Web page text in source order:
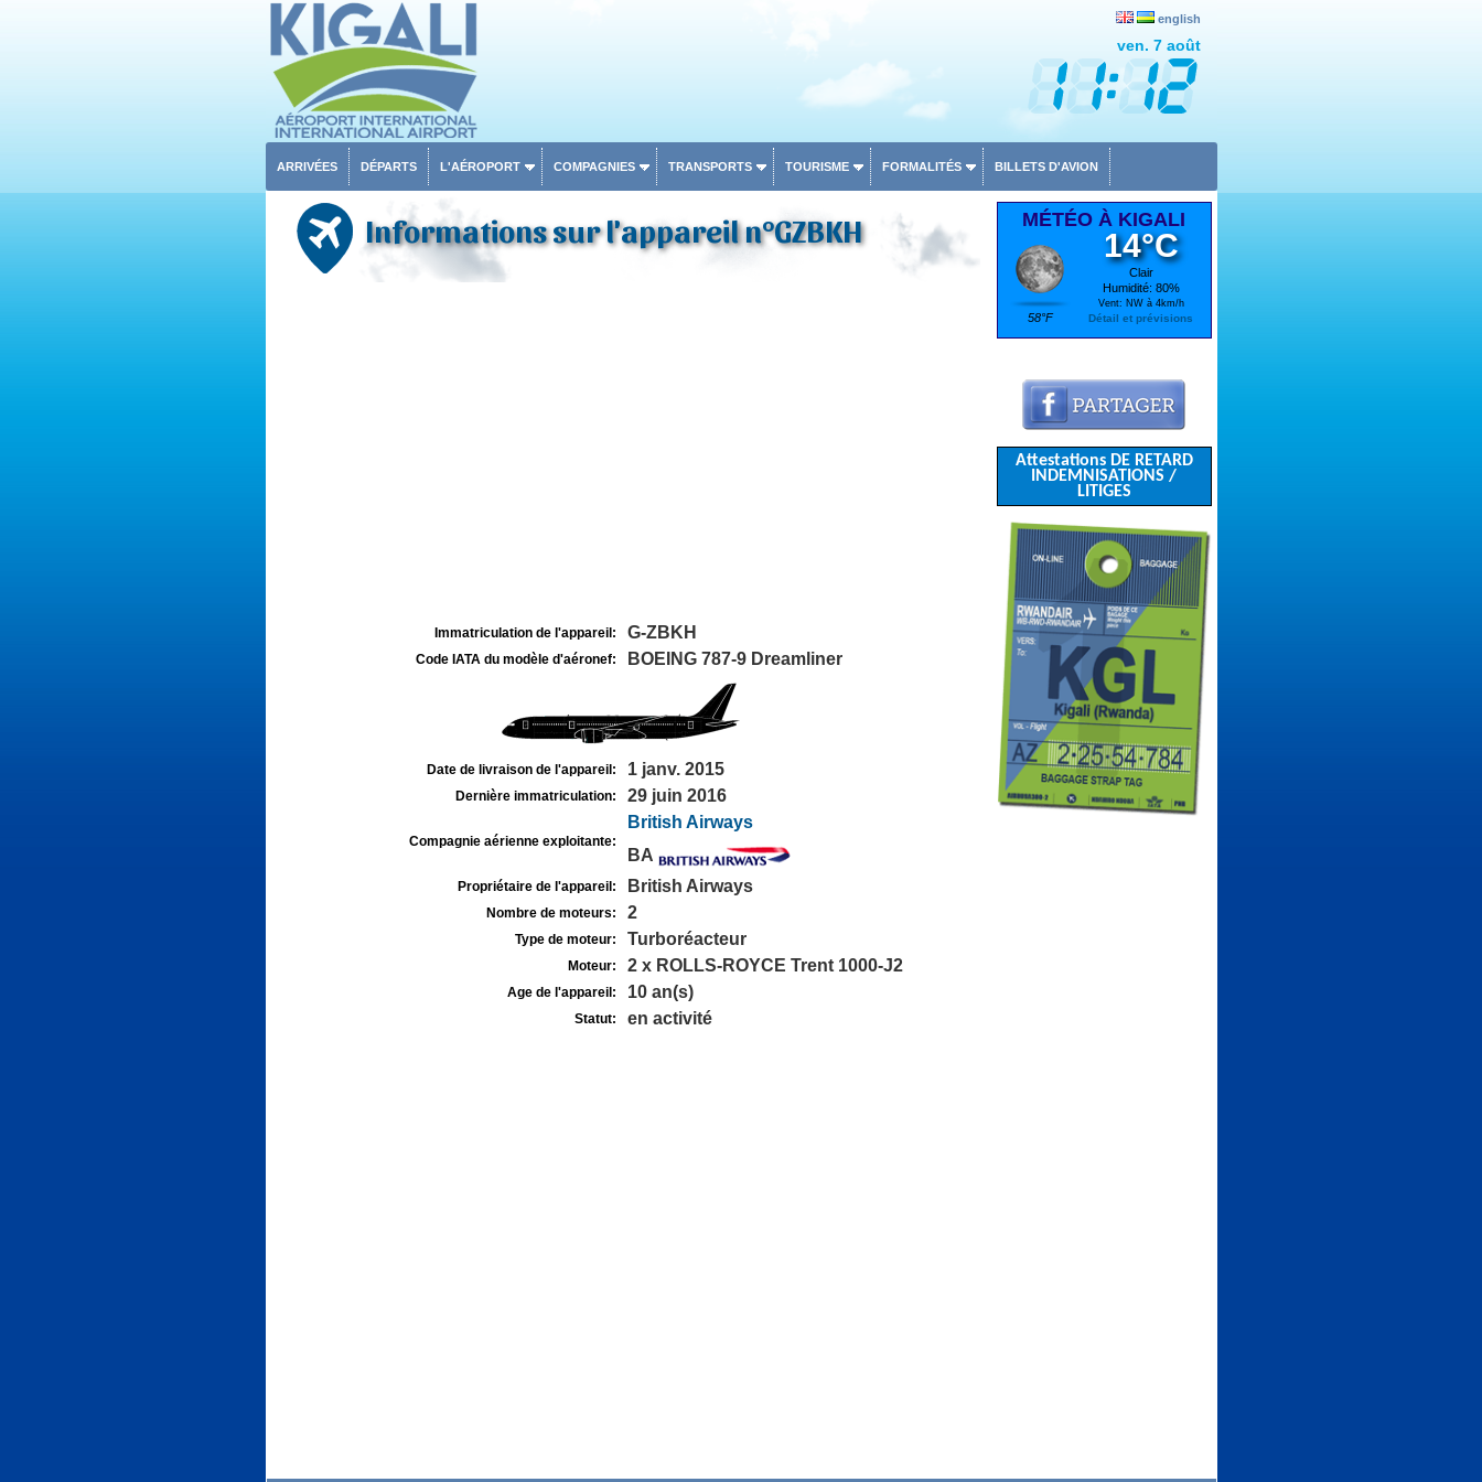
english
ven. 7 août
ARRIVÉES DÉPARTS L'AÉROPORT COMPAGNIES TRANSPORTS TOURISME FORMALITÉS BILLETS D'AVION
Informations sur l'appareil n°GZBKH
Immatriculation de l'appareil: G-ZBKH
Code IATA du modèle d'aéronef: BOEING 787-9 Dreamliner
Date de livraison de l'appareil: 1 janv. 2015
Dernière immatriculation: 29 juin 2016
Compagnie aérienne exploitante:
British Airways
BA
Propriétaire de l'appareil: British Airways
Nombre de moteurs: 2
Type de moteur: Turboréacteur
Moteur: 2 x ROLLS-ROYCE Trent 1000-J2
Age de l'appareil: 10 an(s)
Statut: en activité
MÉTÉO À KIGALI
58°F
14°C
Clair
Humidité: 80%
Vent: NW à 4km/h
Détail et prévisions
Attestations DE RETARD
INDEMNISATIONS /
LITIGES